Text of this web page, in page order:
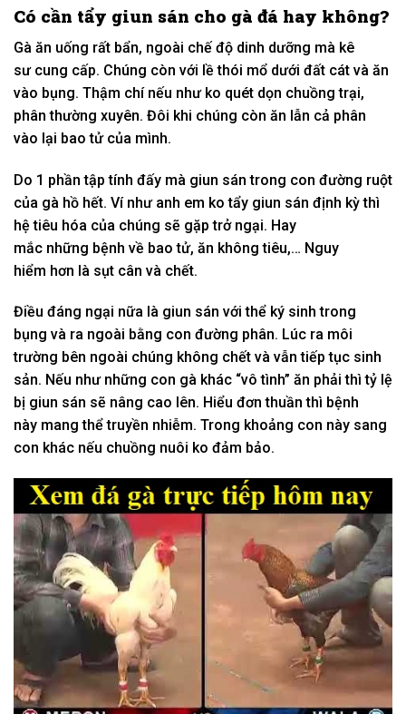
Có cần tẩy giun sán cho gà đá hay không?
Gà ăn uống rất bẩn, ngoài chế độ dinh dưỡng mà kê
sư cung cấp. Chúng còn với lề thói mổ dưới đất cát và ăn
vào bụng. Thậm chí nếu như ko quét dọn chuồng trại,
phân thường xuyên. Đôi khi chúng còn ăn lẫn cả phân
vào lại bao tửcủa mình.
Do 1 phần tập tính đấy mà giun sán trong con đường ruột
của gà hồ hết. Ví nhưanh em ko tẩy giun sán định kỳ thì
hệ tiêu hóa của chúng sẽ gặptrở ngại. Hay
mắc những bệnh về bao tử, ăn không tiêu,… Nguy
hiểm hơn là sụt cân và chết.
Điều đáng ngại nữa là giun sán với thể ký sinh trong
bụng và ra ngoài bằng con đường phân. Lúc ra môi
trường bên ngoài chúng không chết và vẫntiếp tục sinh
sản. Nếu như những con gà khác “vô tình” ăn phải thì tỷ lệ
bị giun sán sẽ nâng cao lên. Hiểu đơn thuần thì bệnh
này mang thểtruyền nhiễm. Trong khoảng con này sang
con khác nếu chuồng nuôi ko đảm bảo.